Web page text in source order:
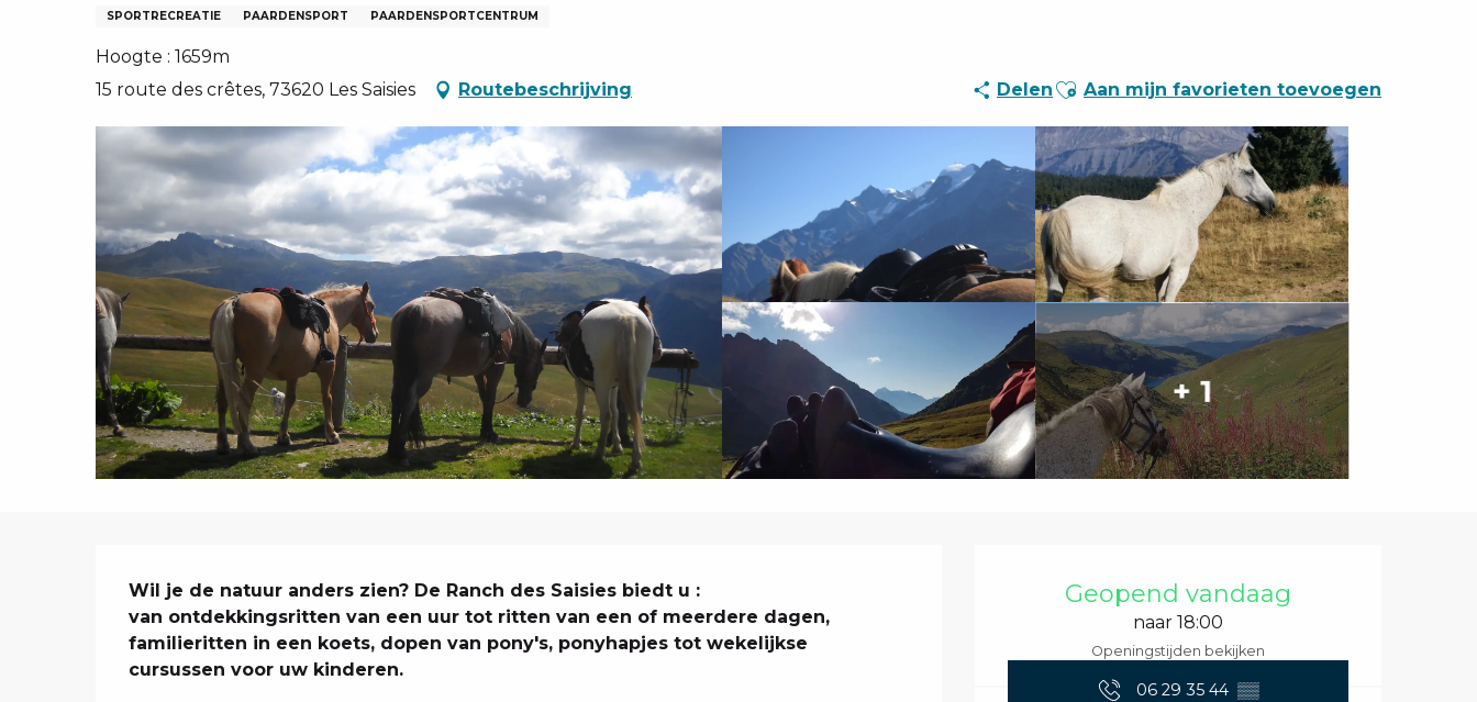
GROEPEN, ONDERNEMINGSRADEN
SPORTRECREATIE PAARDENSPORT PAARDENSPORTCENTRUM
Hoogte : 1659m
15 route des crêtes, 73620 Les Saisies
Routebeschrijving Delen Ajouter aux favoris
Aan mijn favorieten toevoegen
+ 1
Openingstijden en
Geopend vandaag
naar 18:00
Openingstijden bekijken
06 29 35 44 ▒▒
Beschrijving
Wil je de natuur anders zien? De Ranch des Saisies biedt u :
van ontdekkingsritten van een uur tot ritten van een of meerdere dagen,
familieritten in een koets, dopen van pony's, ponyhapjes tot wekelijkse
cursussen voor uw kinderen.